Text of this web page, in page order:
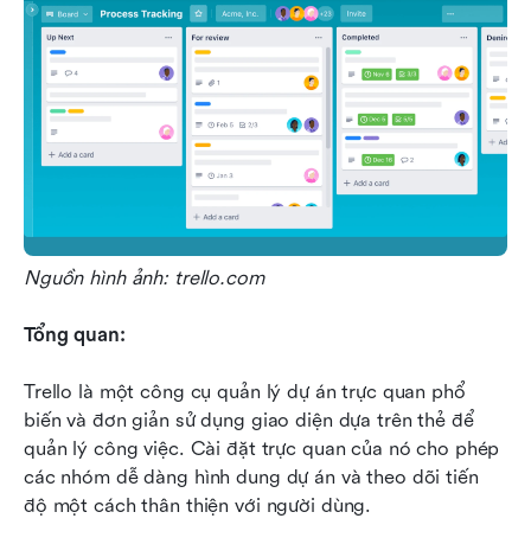
Nguồn hình ảnh: trello.com
Tổng quan:
Trello là một công cụ quản lý dự án trực quan phổ
biến và đơn giản sử dụng giao diện dựa trên thẻ để
quản lý công việc. Cài đặt trực quan của nó cho phép
các nhóm dễ dàng hình dung dự án và theo dõi tiến
độ một cách thân thiện với người dùng.